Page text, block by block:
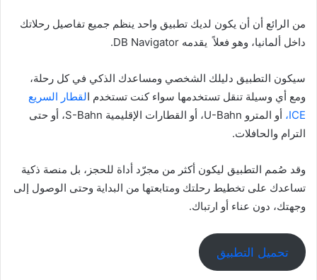
من الرائع أن أن يكون لديك تطبيق واحد ينظم جميع تفاصيل رحلاتك
داخل ألمانيا، وهو فعلاً يقدمه DB Navigator.
سيكون التطبيق دليلك الشخصي ومساعدك الذكي في كل رحلة،
ومع أي وسيلة تنقل تستخدمها سواء كنت تستخدم القطار السريع
ICE،
أو المترو U-Bahn، أو القطارات الإقليمية S-Bahn، أو حتى
الترام والحافلات.
وقد صُمم التطبيق ليكون أكثر من مجرّد أداة للحجز، بل منصة ذكية
تساعدك على تخطيط رحلتك ومتابعتها من البداية وحتى الوصول إلى
وجهتك، دون عناء أو ارتباك.
تحميل التطبيق